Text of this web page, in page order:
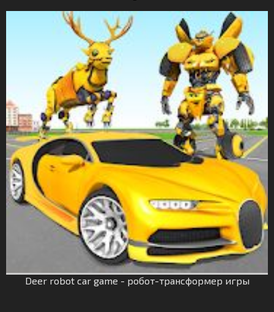
Deer robot car game - робот-трансформер игры